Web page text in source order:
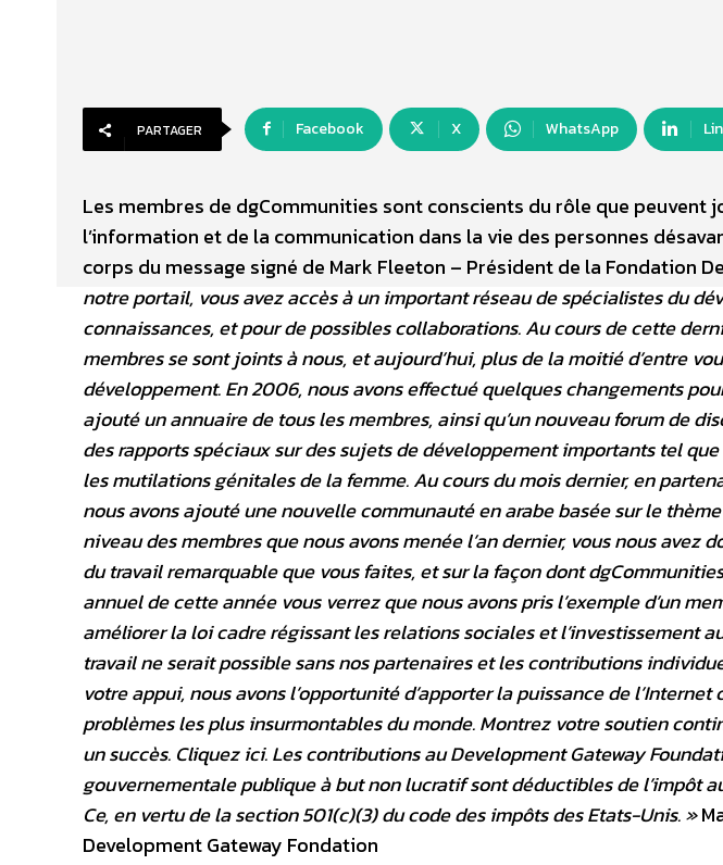
PARTAGER Facebook X WhatsApp
Les membres de dgCommunities sont conscients du rôle que peuvent
l’information et de la communication dans la vie des personnes
corps du message signé de Mark Fleeton – Président de la Fondation
notre portail, vous avez accès à un important réseau de spécialistes du
connaissances, et pour de possibles collaborations. Au cours de cette
membres se sont joints à nous, et aujourd’hui, plus de la moitié d’entre
développement. En 2006, nous avons effectué quelques changements
ajouté un annuaire de tous les membres, ainsi qu’un nouveau forum de
des rapports spéciaux sur des sujets de développement importants tel
les mutilations génitales de la femme. Au cours du mois dernier, en
nous avons ajouté une nouvelle communauté en arabe basée sur le
niveau des membres que nous avons menée l’an dernier, vous nous avez
du travail remarquable que vous faites, et sur la façon dont
annuel de cette année vous verrez que nous avons pris l’exemple d’un
améliorer la loi cadre régissant les relations sociales et l’investissement
travail ne serait possible sans nos partenaires et les contributions
votre appui, nous avons l’opportunité d’apporter la puissance de
problèmes les plus insurmontables du monde. Montrez votre soutien
un succès. Cliquez ici. Les contributions au Development Gateway
gouvernementale publique à but non lucratif sont déductibles de l’impôt
Ce, en vertu de la section 501(c)(3) du code des impôts des Etats-Unis. »
Development Gateway Fondation